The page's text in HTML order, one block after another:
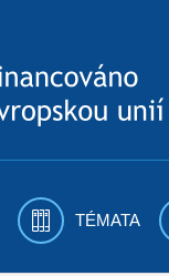
TÉMATA